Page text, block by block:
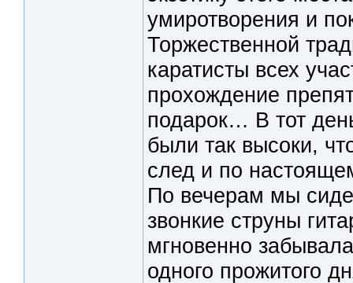
умиротворения и
Торжественной
каратисты всех
прохождение
подарок… В тот
были так высоки,
след и по
По вечерам мы
звонкие струны
мгновенно
одного прожитого